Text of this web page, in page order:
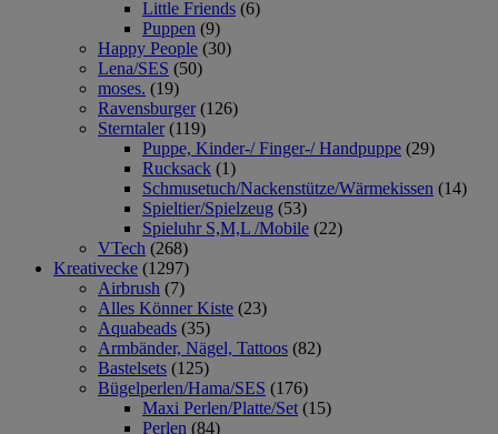
Little Friends (6)
Puppen (9)
Happy People (30)
Lena/SES (50)
moses. (19)
Ravensburger (126)
Sterntaler (119)
Puppe, Kinder-/ Finger-/ Handpuppe (29)
Rucksack (1)
Schmusetuch/Nackenstütze/Wärmekissen (14)
Spieltier/Spielzeug (53)
Spieluhr S,M,L /Mobile (22)
VTech (268)
Kreativecke (1297)
Airbrush (7)
Alles Könner Kiste (23)
Aquabeads (35)
Armbänder, Nägel, Tattoos (82)
Bastelsets (125)
Bügelperlen/Hama/SES (176)
Maxi Perlen/Platte/Set (15)
Perlen (84)